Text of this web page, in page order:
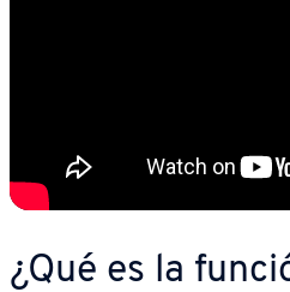
¿Qué es la